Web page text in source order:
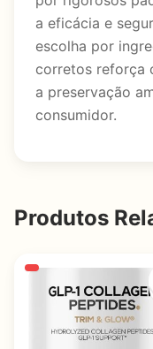
a eficácia e
escolha por
corretos reforça
a preservação
consumidor.
Produtos